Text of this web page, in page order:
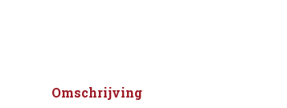
Omschrijving